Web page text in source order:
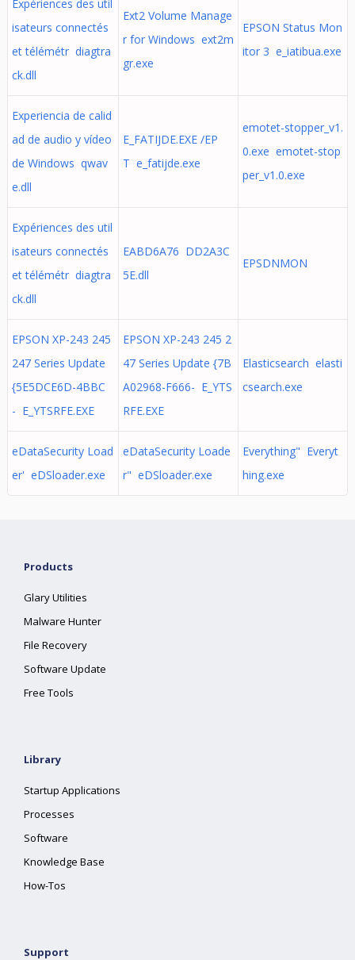
Expériences des util
isateurs connectés
et télémétr diagtra
ck.dll
Ext2 Volume Manage
r for Windows ext2m
gr.exe
EPSON Status Mon
itor 3 e_iatibua.exe
Experiencia de calid
ad de audio y vídeo
de Windows qwav
e.dll
E_FATIJDE.EXE /EP
T e_fatijde.exe
emotet-stopper_v1.
0.exe emotet-stop
per_v1.0.exe
Expériences des util
isateurs connectés
et télémétr diagtra
ck.dll
EABD6A76 DD2A3C
5E.dll
EPSDNMON
EPSON XP-243 245
247 Series Update
{5E5DCE6D-4BBC
- E_YTSRFE.EXE
EPSON XP-243 245 2
47 Series Update {7B
A02968-F666- E_YTS
RFE.EXE
Elasticsearch elasti
csearch.exe
eDataSecurity Load
er' eDSloader.exe
eDataSecurity Loade
r" eDSloader.exe
Everything" Everyt
hing.exe
Products
Glary Utilities
Malware Hunter
File Recovery
Software Update
Free Tools
Library
Startup Applications
Processes
Software
Knowledge Base
How-Tos
Support